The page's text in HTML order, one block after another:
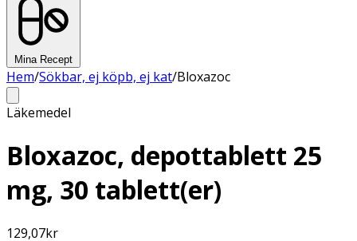
Mina Recept
Hem/Sökbar, ej köpb, ej kat/Bloxazoc
Läkemedel
Bloxazoc, depottablett 25
mg, 30 tablett(er)
129,07kr